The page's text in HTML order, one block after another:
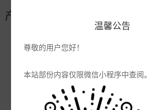
温馨公告
尊敬的用户您好！
本站部份内容仅限微信小程序中查阅。
产品参数
品牌:
产地:
江西景德镇
2033
景德镇市辰天陶瓷有限公司